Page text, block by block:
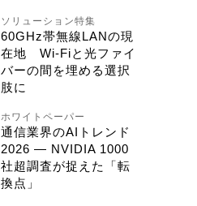
ソリューション特集
60GHz帯無線LANの現
在地 Wi-Fiと光ファイ
バーの間を埋める選択
肢に
ホワイトペーパー
通信業界のAIトレンド
2026 ― NVIDIA 1000
社超調査が捉えた「転
換点」